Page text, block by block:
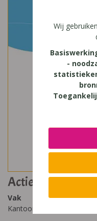
Actie! ICT-
Vak
Kantoor, Verkoop
Wij
-